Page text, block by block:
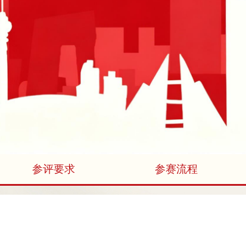
参评要求 参赛流程